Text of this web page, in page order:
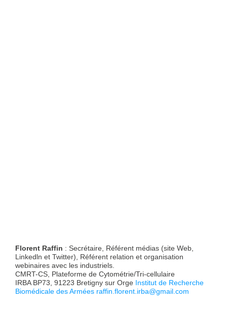
Florent Raffin : Secrétaire, Référent médias (site Web,
Linkedln et Twitter), Référent relation et organisation
webinaires avec les industriels.
CMRT-CS, Plateforme de Cytométrie/Tri-cellulaire
IRBA BP73, 91223 Bretigny sur Orge Institut de Recherche
Biomédicale des Armées raffin.florent.irba@gmail.com